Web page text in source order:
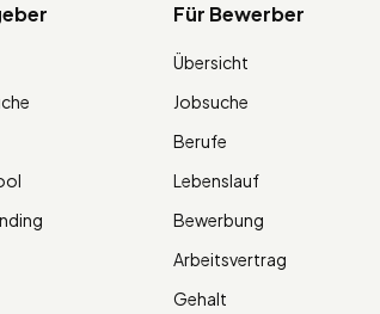
Für Bewerber
Übersicht
Jobsuche
Berufe
Lebenslauf
Bewerbung
Arbeitsvertrag
Gehalt